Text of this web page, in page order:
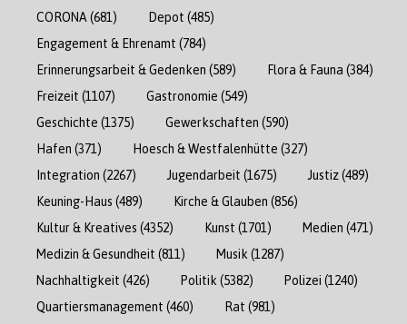
CORONA (681) Depot (485)
Engagement & Ehrenamt (784)
Erinnerungsarbeit & Gedenken (589) Flora & Fauna (384)
Freizeit (1107) Gastronomie (549)
Geschichte (1375) Gewerkschaften (590)
Hafen (371) Hoesch & Westfalenhütte (327)
Integration (2267) Jugendarbeit (1675) Justiz(489)
Keuning-Haus (489) Kirche & Glauben (856)
Kultur & Kreatives (4352) Kunst (1701) Medien (471)
Medizin & Gesundheit (811) Musik (1287)
Nachhaltigkeit (426) Politik (5382) Polizei (1240)
Quartiersmanagement (460) Rat (981)